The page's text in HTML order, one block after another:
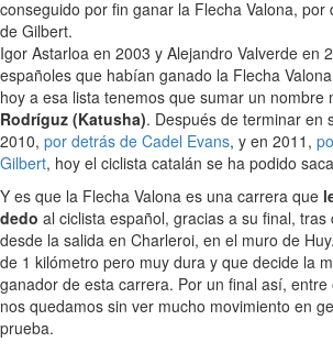
conseguido por fin ganar la Flecha Valona, por
de Gilbert.
Igor Astarloa en 2003 y Alejandro Valverde en
españoles que habían ganado la Flecha
hoy a esa lista tenemos que sumar un nombre
Rodríguz (Katusha). Después de terminar en
2010, por detrás de Cadel Evans, y en 2011,
Gilbert, hoy el ciclista catalán se ha podido
Y es que la Flecha Valona es una carrera que
dedo al ciclista español, gracias a su final,
desde la salida en Charleroi, en el muro de
de 1 kilómetro pero muy dura y que decide la
ganador de esta carrera. Por un final así,
nos quedamos sin ver mucho movimiento en
prueba.